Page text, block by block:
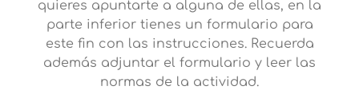
quieres apuntarte a alguna de ellas, en la
parte inferior tienes un formulario para
este fin con las instrucciones. Recuerda
además adjuntar el formulario y leer las
normas de la actividad.